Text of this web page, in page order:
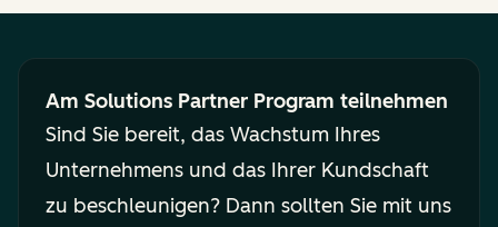
Am Solutions Partner Program teilnehmen
Sind Sie bereit, das Wachstum Ihres
Unternehmens und das Ihrer Kundschaft
zu beschleunigen? Dann sollten Sie mit uns